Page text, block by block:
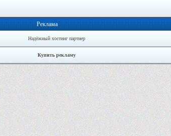
Реклама
Надёжный хостинг партнер
Купить рекламу